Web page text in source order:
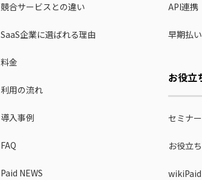
競合サービスとの違い
SaaS企業に選ばれる理由
料金
利用の流れ
導入事例
FAQ
Paid NEWS
API連携
早期払い
お役立
セミナー
お役立
wikiPaid